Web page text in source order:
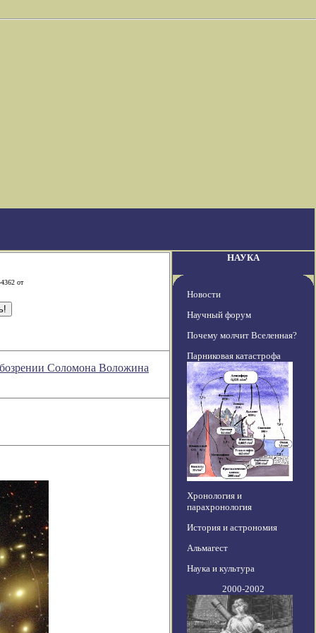
от
Соломона Воложина
НАУКА
Новости
Научный форум
Почему молчит Вселенная?
Парниковая катастрофа
Хронология и
парахронология
История и астрономия
Альмагест
Наука и культура
2000-2002